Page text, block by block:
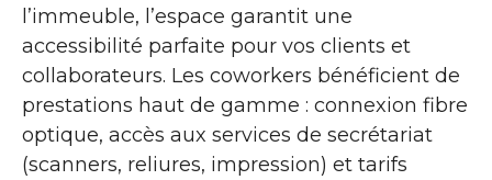
l’immeuble, l’espace garantit une
accessibilité parfaite pour vos clients et
collaborateurs. Les coworkers bénéficient de
prestations haut de gamme : connexion fibre
optique, accès aux services de secrétariat
(scanners, reliures, impression) et tarifs